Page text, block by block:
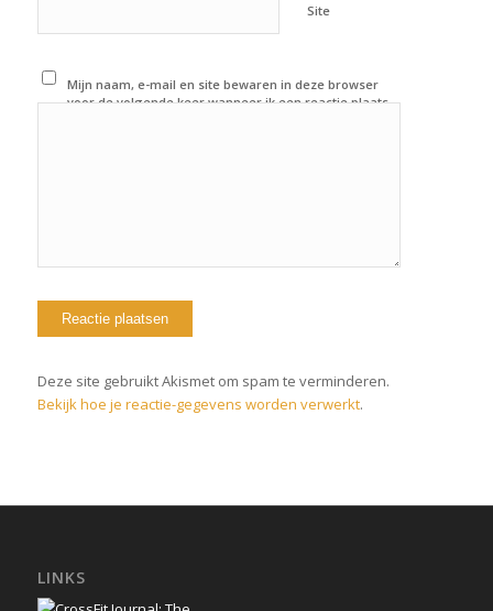
Site
Mijn naam, e-mail en site bewaren in deze browser
voor de volgende keer wanneer ik een reactie plaats.
Deze site gebruikt Akismet om spam te verminderen.
Bekijk hoe je reactie-gegevens worden verwerkt.
LINKS